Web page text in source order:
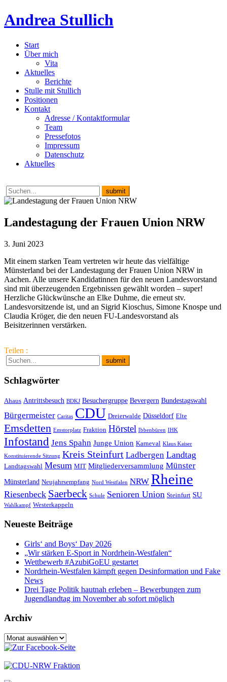
Andrea Stullich
Start
Über mich
Vita
Aktuelles
Berichte
Stulle mit Stullich
Positionen
Kontakt
Adresse / Kontaktformular
Team
Pressefotos
Impressum
Datenschutz
Aktuelles
Landestagung der Frauen Union NRW
3. Juni 2023
Mit einem starken Team vertreten wir heute das vielfältige
Münsterland bei der Landestagung der Frauen Union NRW in
Aachen. Alle unsere Kandidatinnen für den neuen Landesvorstand
sind mit überzeugenden Ergebnissen gewählt worden – super!
Herzliche Glückwünsche an Elke Duhme, die erneut stv.
Landesvorsitzende ist, und an Sigrid Kioschus, Simone Knospe und
Claudia Kröger, die den neuen FU-Landesvorstand als
Beisitzerinnen verstärken.
Teilen :
Schlagwörter
Ahaus Antrittsbesuch BDKJ Besuchergruppe Bevergern Bundestagswahl
Bürgermeister Caritas CDU Dreierwalde Düsseldorf Elte
Emsdetten Emstorplatz Fraktion Hörstel Ibbenbüren IHK
Infostand Jens Spahn Junge Union Karneval Klaus Kaiser
Konstituierende Sitzung Kreis Steinfurt Ladbergen Landtag
Landtagswahl Mesum MIT Mitgliederversammlung Münster
Münsterland Neujahrsempfang Nord Westfalen NRW Rheine
Riesenbeck Saerbeck Schule Senioren Union Steinfurt SU
Wahlkampf Westerkappeln
Neueste Beiträge
Girls‘ and Boys‘ Day 2026
„Wir stärken E-Sport in Nordrhein-Westfalen“
Wettbewerb #AzubiGoEU gestartet
Nordrhein-Westfalen kämpft gegen Desinformation und Fake
News
Drei Tage Politik hautnah erleben – Bewerbungen zum
Jugendlandtag im November ab sofort möglich
Archiv
Archiv